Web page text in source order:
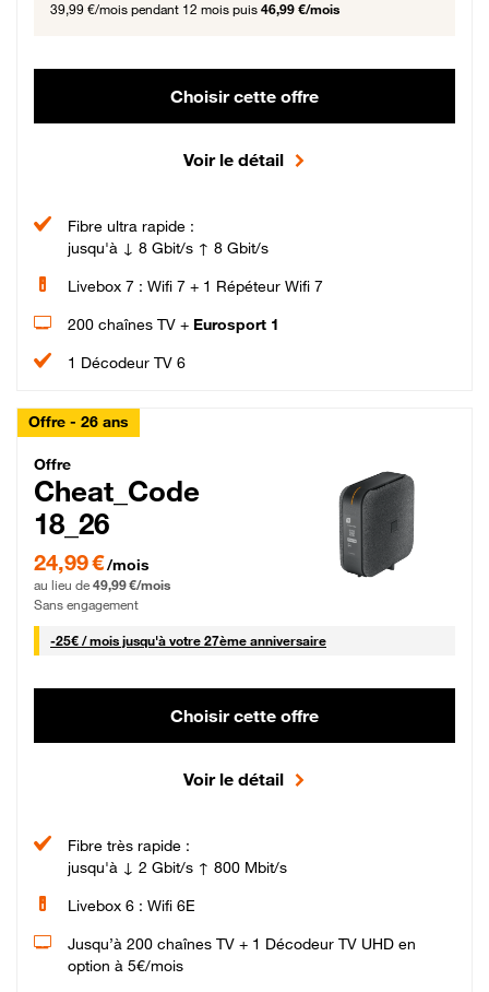
39,99 €/mois pendant 12 mois puis 46,99 €/mois
Choisir cette offre
Voir le détail
Fibre ultra rapide :
jusqu'à ↓ 8 Gbit/s ↑ 8 Gbit/s
Livebox 7 : Wifi 7 + 1 Répéteur Wifi 7
200 chaînes TV + Eurosport 1
1 Décodeur TV 6
Offre - 26 ans
Cheat_Code Fibre_18_26
Offre
Cheat_Code
18_26
24,99 € par mois pendant 0 mois puis 49,99 € par mois, Sans engagement
24,99 €/mois
au lieu de 49,99 €/mois
Sans engagement
-25€ / mois25 € par mois
jusqu'à votre 27ème anniversaire
Choisir cette offre
Voir le détail
Fibre très rapide :
jusqu'à ↓ 2 Gbit/s ↑ 800 Mbit/s
Livebox 6 : Wifi 6E
Jusqu’à 200 chaînes TV + 1 Décodeur TV UHD en
option à 5€/mois